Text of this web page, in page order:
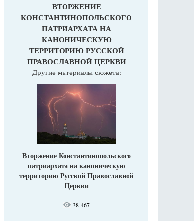
ВТОРЖЕНИЕ
КОНСТАНТИНОПОЛЬСКОГО
ПАТРИАРХАТА НА
КАНОНИЧЕСКУЮ
ТЕРРИТОРИЮ РУССКОЙ
ПРАВОСЛАВНОЙ ЦЕРКВИ
Другие материалы сюжета:
Вторжение Константинопольского
патриархата на каноническую
территорию Русской Православной
Церкви
38 467